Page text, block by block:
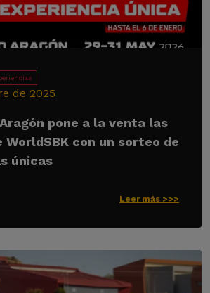
de 2025
pone a la venta las
WorldSBK con un sorteo de
únicas
Leer más >>>